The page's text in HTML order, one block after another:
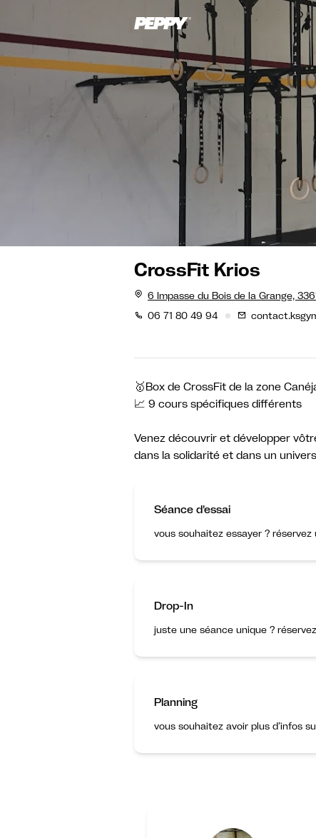
CrossFit Krios
6 Impasse du Bois de la Grange,
06 71 80 49 94
🥇Box de CrossFit de la zone
📈 9 cours spécifiques différents
Venez découvrir et développer
dans la solidarité et dans un
Séance d'essai
vous souhaitez essayer ? réservez
Drop-In
juste une séance unique ?
Planning
vous souhaitez avoir plus d’infos